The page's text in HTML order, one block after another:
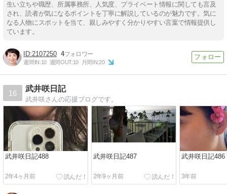
生い立ちや職歴、所属事務所、人気度、プライベート情報に関しても言及
され、読者が気になるポイントを丁寧に解説しているのが魅力です。気に
なる人物にスポットを当て、親しみやすく分かりやすい言葉で情報提供し
ています。
2107250 4
週間IN:10 週間OUT:10 月間IN:20
16
武井咲日記
武井咲さんの応援ブログです。
武井咲日記488
2年4ヶ月前
武井咲日記487
2年9ヶ月前
武井咲日記486
3年前